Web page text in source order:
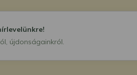
újdonságainkról.